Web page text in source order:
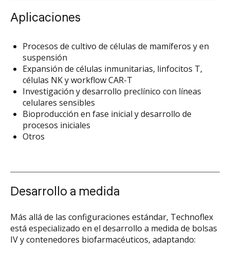
Aplicaciones
Procesos de cultivo de células de mamíferos y en
suspensión
Expansión de células inmunitarias, linfocitos T,
células NK y workflow CAR-T
Investigación y desarrollo preclínico con líneas
celulares sensibles
Bioproducción en fase inicial y desarrollo de
procesos iniciales
Otros
Desarrollo a medida
Más allá de las configuraciones estándar, Technoflex
está especializado en el desarrollo a medida de bolsas
IV y contenedores biofarmacéuticos, adaptando: